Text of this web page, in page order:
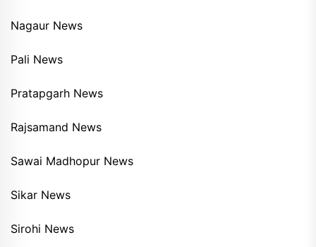
Nagaur News
Pali News
Pratapgarh News
Rajsamand News
Sawai Madhopur News
Sikar News
Sirohi News